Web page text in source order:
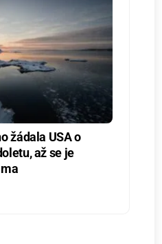
žádala USA o
až se je